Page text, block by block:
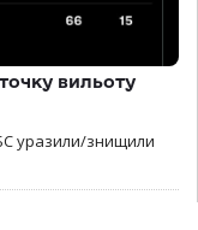
вильоту
уразили/знищили